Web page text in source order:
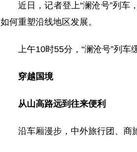
近日，记者登上“澜沧号”列
如何重塑沿线地区发展。
上午10时55分，“澜沧号”列
穿越国境
从山高路远到往来便利
沿车厢漫步，中外旅行团、商